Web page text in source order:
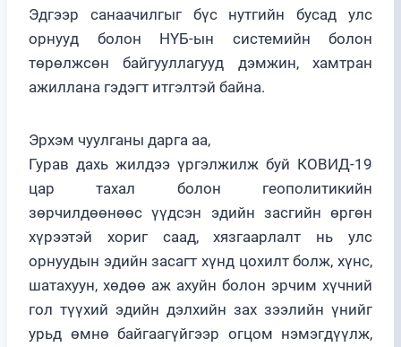
Эдгээр санаачилгыг бүс нутгийн бусад улс
орнууд болон НҮБ-ын системийн болон
төрөлжсөн байгууллагууд дэмжин, хамтран
ажиллана гэдэгт итгэлтэй байна.
Эрхэм чуулганы дарга аа,
Гурав дахь жилдээ үргэлжилж буй КОВИД-19
цар тахал болон геополитикийн
зөрчилдөөнөөс үүдсэн эдийн засгийн өргөн
хүрээтэй хориг саад, хязгаарлалт нь улс
орнуудын эдийн засагт хүнд цохилт болж, хүнс,
шатахуун, хөдөө аж ахуйн болон эрчим хүчний
гол түүхий эдийн дэлхийн зах зээлийн үнийг
урьд өмнө байгаагүйгээр огцом нэмэгдүүлж,